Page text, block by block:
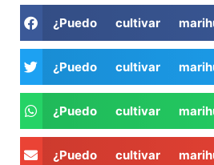
¿Puedo cultivar
¿Puedo cultivar
¿Puedo cultivar
¿Puedo cultivar